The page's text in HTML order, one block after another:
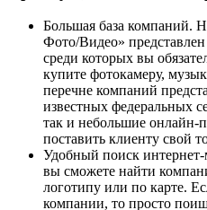
Большая база компаний.
Фото/Видео» представлен
среди которых вы
купите фотокамеру,
перечне компаний
известных федеральных
так и небольшие онлайн-
поставить клиенту свой
Удобный поиск интернет-
вы сможете найти
логотипу или по карте.
компании, то просто